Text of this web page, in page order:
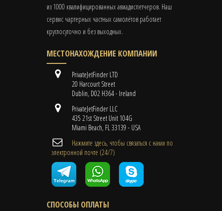
из 1000 квалифицированных авиадиспетчеров. Наш
сервис чартерных частных самолётов работает
круглосуточно и без выходных.
МЕСТОНАХОЖДЕНИЕ КОМПАНИИ
PrivateJetFinder LTD
20 Harcourt Street
Dublin, D02 H364 - Ireland
PrivateJetFinder LLC
435 21st Street Unit 104G
Miami Beach, FL 33139 - USA
Нажмите здесь, чтобы связаться с нами по
электронной почте (24/7)
СПОСОБЫ ОПЛАТЫ